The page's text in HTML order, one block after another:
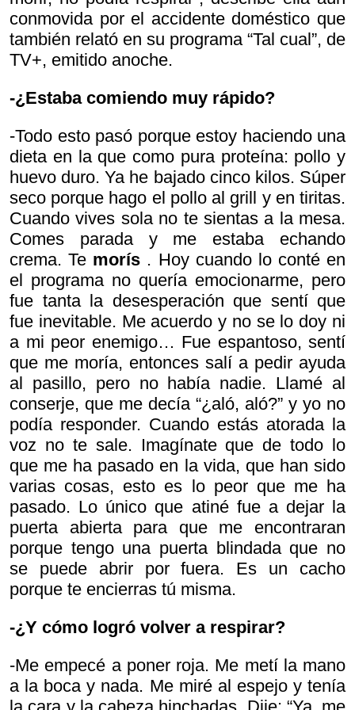
conmovida por el accidente doméstico que
también relató en su programa “Tal cual”, de
TV+, emitido anoche.
-¿Estaba comiendo muy rápido?
-Todo esto pasó porque estoy haciendo una
dieta en la que como pura proteína: pollo y
huevo duro. Ya he bajado cinco kilos. Súper
seco porque hago el pollo al grill y en tiritas.
Cuando vives sola no te sientas a la mesa.
Comes parada y me estaba echando
crema. Te morís . Hoy cuando lo conté en
el programa no quería emocionarme, pero
fue tanta la desesperación que sentí que
fue inevitable. Me acuerdo y no se lo doy ni
a mi peor enemigo… Fue espantoso, sentí
que me moría, entonces salí a pedir ayuda
al pasillo, pero no había nadie. Llamé al
conserje, que me decía “¿aló, aló?” y yo no
podía responder. Cuando estás atorada la
voz no te sale. Imagínate que de todo lo
que me ha pasado en la vida, que han sido
varias cosas, esto es lo peor que me ha
pasado. Lo único que atiné fue a dejar la
puerta abierta para que me encontraran
porque tengo una puerta blindada que no
se puede abrir por fuera. Es un cacho
porque te encierras tú misma.
-¿Y cómo logró volver a respirar?
-Me empecé a poner roja. Me metí la mano
a la boca y nada. Me miré al espejo y tenía